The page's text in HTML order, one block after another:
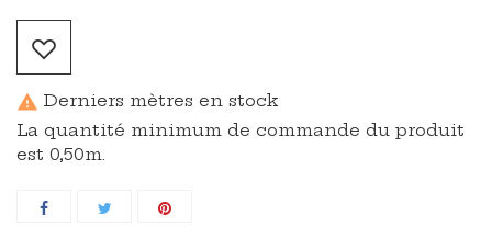
 Derniers mètres en stock
La quantité minimum de commande du produit
est 0,50m.